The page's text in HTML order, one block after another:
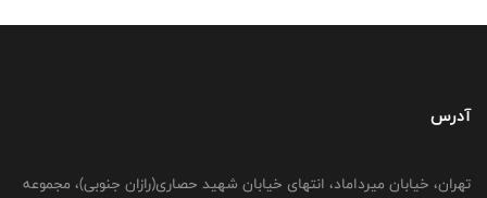
آدرس
تهران، خیابان میرداماد، انتهای خیابان شهید حصاری(رازان جنوبی)، مجموعه